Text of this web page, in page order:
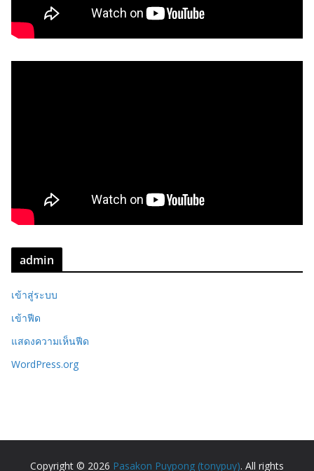
admin
เข้าสู่ระบบ
เข้าฟีด
แสดงความเห็นฟีด
WordPress.org
Copyright © 2026 Pasakon Puypong (tonypuy). All rights